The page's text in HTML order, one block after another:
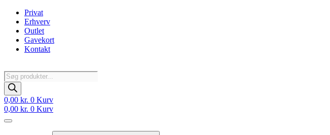
Videre
indhold
Privat
Erhverv
Outlet
Gavekort
Kontakt
Products
search
0,00 kr. 0 Kurv
0,00 kr. 0 Kurv